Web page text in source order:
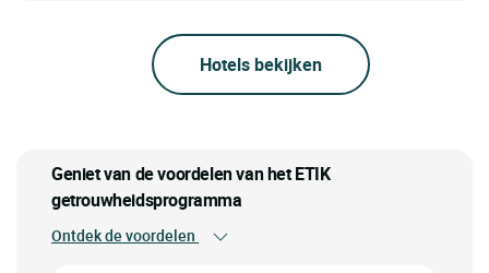
Hotels bekijken
Geniet van de voordelen van het ETIK
getrouwheidsprogramma
Ontdek de voordelen